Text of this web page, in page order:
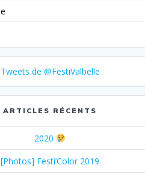
Tweets de @FestiValbelle
ARTICLES RÉCENTS
2020
[Photos] Festi’Color 2019